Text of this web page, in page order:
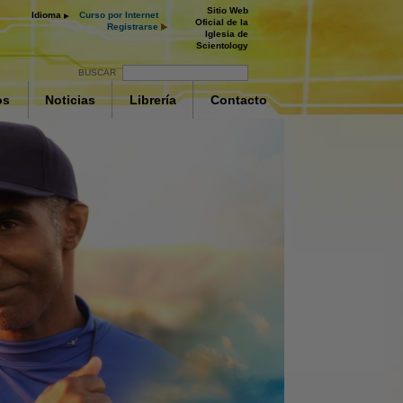
Idioma
Curso por Internet
Registrarse
Sitio Web
Oficial de la
Iglesia de
Scientology
BUSCAR
y
de la
Noticias Librería Contacto